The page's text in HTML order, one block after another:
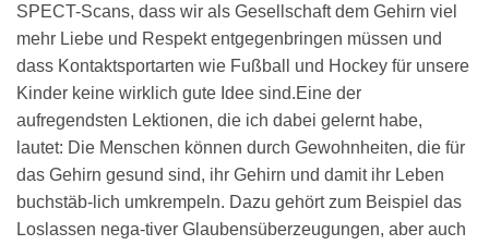
SPECT-Scans, dass wir als Gesellschaft dem Gehirn viel
mehr Liebe und Respekt entgegenbringen müssen und
dass Kontaktsportarten wie Fußball und Hockey für unsere
Kinder keine wirklich gute Idee sind.Eine der
aufregendsten Lektionen, die ich dabei gelernt habe,
lautet: Die Menschen können durch Gewohnheiten, die für
das Gehirn gesund sind, ihr Gehirn und damit ihr Leben
buchstäb-lich umkrempeln. Dazu gehört zum Beispiel das
Loslassen nega-tiver Glaubensüberzeugungen, aber auch